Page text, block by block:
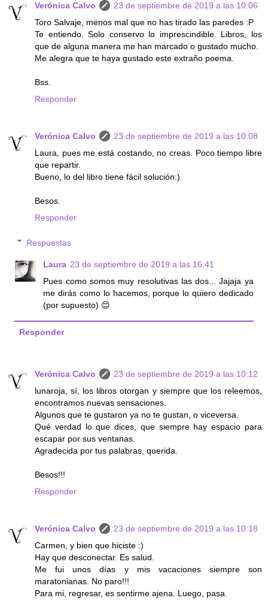
Verónica Calvo
23 de septiembre de 2019 a las 10:06
Toro Salvaje, menos mal que no has tirado las paredes :P
Te entiendo. Solo conservo lo imprescindible. Libros, los
que de alguna manera me han marcado o gustado mucho.
Me alegra que te haya gustado este extraño poema.
Bss.
Responder
Verónica Calvo
23 de septiembre de 2019 a las 10:08
Laura, pues me está costando, no creas. Poco tiempo libre
que repartir.
Bueno, lo del libro tiene fácil solución:)
Besos.
Responder
Respuestas
Laura 23 de septiembre de 2019 a las 16:41
Pues como somos muy resolutivas las dos... Jajaja ya
me dirás como lo hacemos, porque lo quiero dedicado
(por supuesto) 😊
Responder
Verónica Calvo
23 de septiembre de 2019 a las 10:12
lunaroja, sí, los libros otorgan y siempre que los releemos,
encontramos nuevas sensaciones.
Algunos que te gustaron ya no te gustan, o viceversa.
Qué verdad lo que dices, que siempre hay espacio para
escapar por sus ventanas.
Agradecida por tus palabras, querida.
Besos!!!
Responder
Verónica Calvo
23 de septiembre de 2019 a las 10:18
Carmen, y bien que hiciste :)
Hay que desconectar. Es salud.
Me fui unos días y mis vacaciones siempre son
maratonianas. No paro!!!
Para mi, regresar, es sentirme ajena. Luego, pasa.